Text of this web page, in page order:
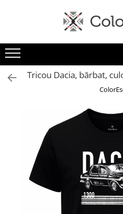
Toate produsele
Tricouri
Tricouri bărbați
Tricouri damă
Tricouri sport tehnice
Bluze si hanorace
Bluze si hanorace bărbați
Bluze si hanorace damă
Bluze de trening | Bluze tehnice
Tricou Dacia, bărbat,